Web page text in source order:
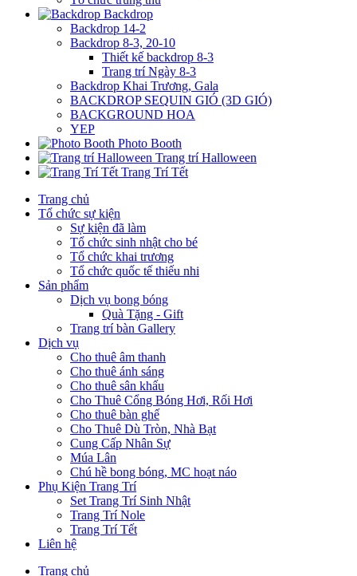
Backdrop
Backdrop 14-2
Backdrop 8-3, 20-10
Thiết kế backdrop 8-3
Trang trí Ngày 8-3
Backdrop Khai Trương, Gala
BACKDROP SEQUIN GIÓ (3D GIÓ)
BACKGROUND HOA
YEP
Photo Booth
Trang trí Halloween
Trang Trí Tết
Trang chủ
Tổ chức sự kiện
Sự kiện đã làm
Tổ chức sinh nhật cho bé
Tổ chức khai trương
Tổ chức quốc tế thiếu nhi
Sản phẩm
Dịch vụ bong bóng
Quà Tặng - Gift
Trang trí bàn Gallery
Dịch vụ
Cho thuê âm thanh
Cho thuê ánh sáng
Cho thuê sân khấu
Cho Thuê Cổng Bóng Hơi, Rối Hơi
Cho thuê bàn ghế
Cho Thuê Dù Tròn, Nhà Bạt
Cung Cấp Nhân Sự
Múa Lân
Chú hề bong bóng, MC hoạt náo
Phụ Kiện Trang Trí
Set Trang Trí Sinh Nhật
Trang Trí Nole
Trang Trí Tết
Liên hệ
Trang chủ